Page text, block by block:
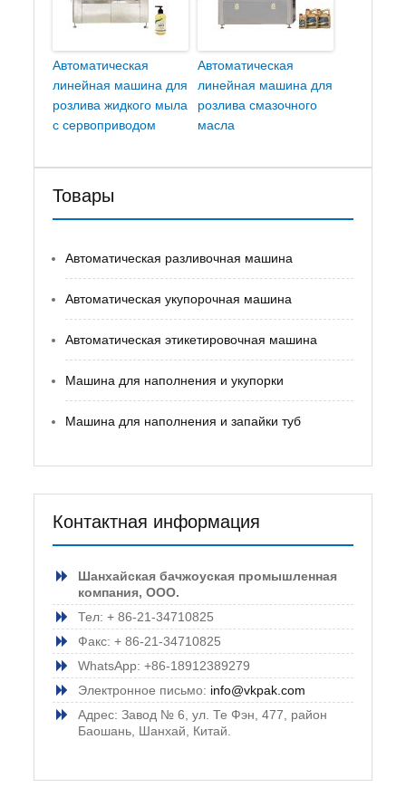
Автоматическая
линейная машина для
розлива жидкого мыла
с сервоприводом
Автоматическая
линейная машина для
розлива смазочного
масла
Товары
Автоматическая разливочная машина
Автоматическая укупорочная машина
Автоматическая этикетировочная машина
Машина для наполнения и укупорки
Машина для наполнения и запайки туб
Контактная информация
Шанхайская бачжоуская промышленная
компания, ООО.
Тел: + 86-21-34710825
Факс: + 86-21-34710825
WhatsApp: +86-18912389279
Электронное письмо: info@vkpak.com
Адрес: Завод № 6, ул. Те Фэн, 477, район
Баошань, Шанхай, Китай.